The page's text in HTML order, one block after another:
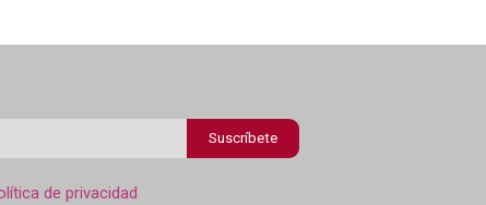
de privacidad